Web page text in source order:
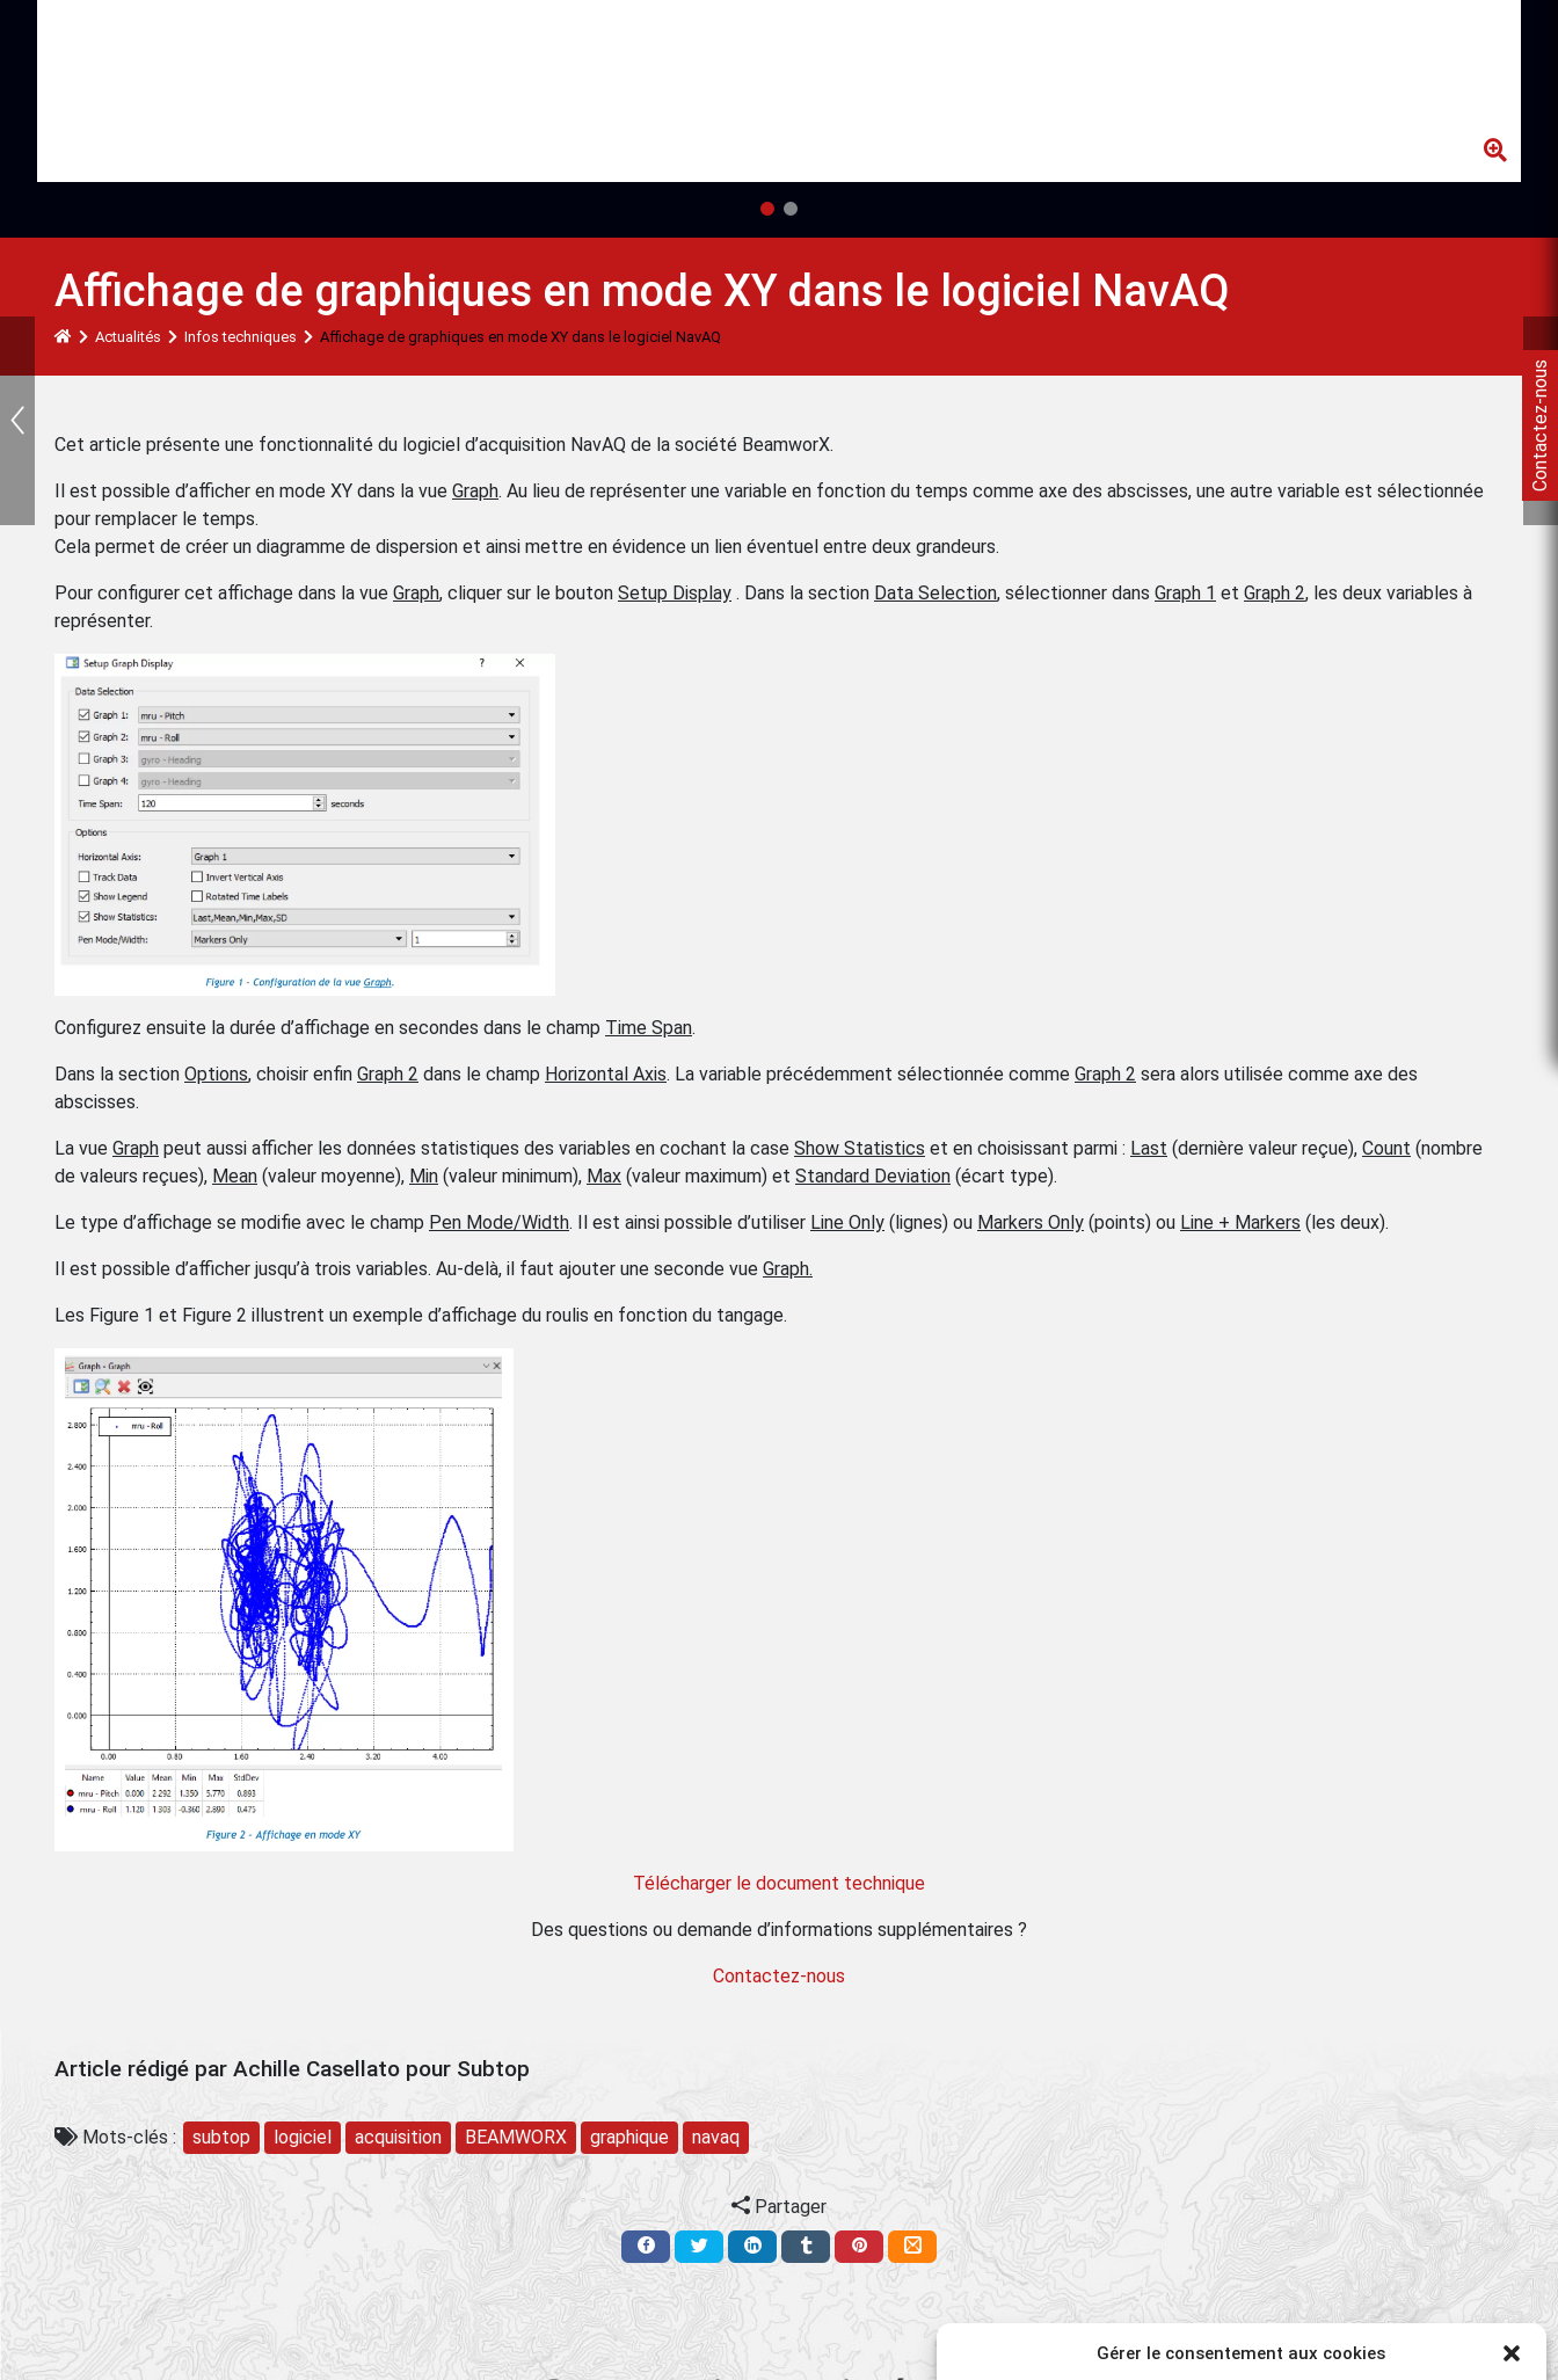
Gérer le consentement aux cookies
Affichage de graphiques en mode XY dans le logiciel NavAQ
Actualités Infos techniques Affichage de graphiques en mode XY dans le logiciel NavAQ
Cet article présente une fonctionnalité du logiciel d’acquisition NavAQ de la société BeamworX.
Il est possible d’afficher en mode XY dans la vue Graph. Au lieu de représenter une variable en fonction du temps comme axe des abscisses, une autre variable est sélectionnée
pour remplacer le temps.
Cela permet de créer un diagramme de dispersion et ainsi mettre en évidence un lien éventuel entre deux grandeurs.
Pour configurer cet affichage dans la vue Graph, cliquer sur le bouton Setup Display . Dans la section Data Selection, sélectionner dans Graph 1 et Graph 2, les deux variables à
représenter.
Configurez ensuite la durée d’affichage en secondes dans le champ Time Span.
Dans la section Options, choisir enfin Graph 2 dans le champ Horizontal Axis. La variable précédemment sélectionnée comme Graph 2 sera alors utilisée comme axe des
abscisses.
La vue Graph peut aussi afficher les données statistiques des variables en cochant la case Show Statistics et en choisissant parmi : Last (dernière valeur reçue), Count (nombre
de valeurs reçues), Mean (valeur moyenne), Min (valeur minimum), Max (valeur maximum) et Standard Deviation (écart type).
Le type d’affichage se modifie avec le champ Pen Mode/Width. Il est ainsi possible d’utiliser Line Only (lignes) ou Markers Only (points) ou Line + Markers (les deux).
Il est possible d’afficher jusqu’à trois variables. Au-delà, il faut ajouter une seconde vue Graph.
Les Figure 1 et Figure 2 illustrent un exemple d’affichage du roulis en fonction du tangage.
Télécharger le document technique
Des questions ou demande d’informations supplémentaires ?
Contactez-nous
Article rédigé par Achille Casellato pour Subtop
Mots-clés : subtop logiciel acquisition BEAMWORX graphique navaq
Partager
Ça pourrait vous intéresser
Contactez-nous